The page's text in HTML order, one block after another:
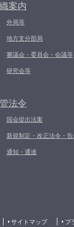
案内
外局等
地方支分部局
審議会・委員会・会議等
研究会等
法令
国会提出法案
新規制定・改正法令・告
通知・通達
サイトマップ プ